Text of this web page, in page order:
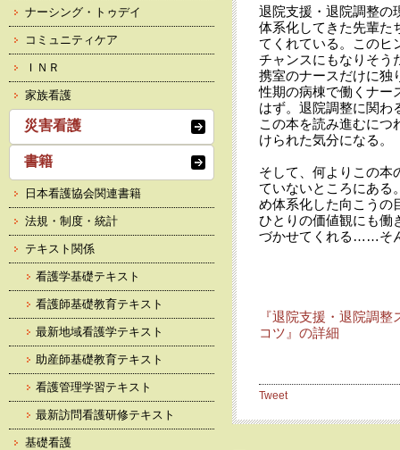
退院支援・退院調整の
体系化してきた先輩た
てくれている。このヒ
チャンスにもなりそう
携室のナースだけに
性期の病棟で働くナー
はず。退院調整に関わ
この本を読み進むにつ
けられた気分になる。
そして、何よりこの本
ていないところにある
め体系化した向こうの
ひとりの価値観にも働
づかせてくれる……そ
『退院支援・退院調
コツ』の詳細
Tweet
ナーシング・トゥデイ
コミュニティケア
ＩＮＲ
家族看護
災害看護
書籍
日本看護協会関連書籍
法規・制度・統計
テキスト関係
看護学基礎テキスト
看護師基礎教育テキスト
最新地域看護学テキスト
助産師基礎教育テキスト
看護管理学習テキスト
最新訪問看護研修テキスト
基礎看護